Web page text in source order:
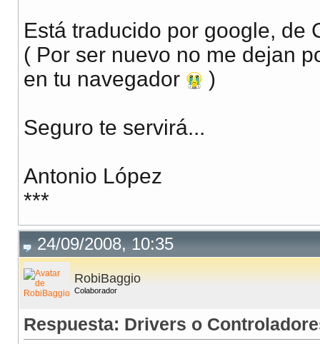
Está traducido por google, de
( Por ser nuevo no me dejan
en tu navegador
)
Seguro te servirá...
Antonio López
***
24/09/2008, 10:35
RobiBaggio
Colaborador
Respuesta: Drivers o